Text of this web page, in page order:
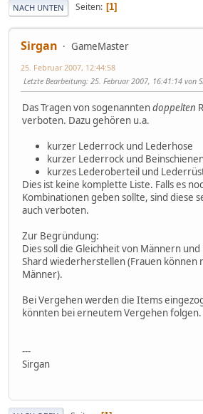
NACH UNTEN Seiten 1
Sirgan GameMaster
25. Februar 2007, 12:44:58
Letzte Bearbeitung: 25. Februar 2007, 16:41:14 von
Das Tragen von sogenanntendoppelten
verboten. Dazu gehören u.a.
kurzer Lederrock und Lederhose
kurzer Lederrock und
kurzes Lederoberteil und
Dies ist keine komplette Liste. Falls es
Kombinationen geben sollte, sind diese
auch verboten.
Zur Begründung:
Dies soll die Gleichheit von Männern
Shard wiederherstellen (Frauen können
Männer).
Bei Vergehen werden die Items
könnten bei erneutem Vergehen folgen.
---
Sirgan